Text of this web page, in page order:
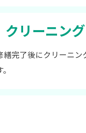
クリーニング
繕完了後にクリーニ